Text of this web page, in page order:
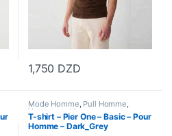
Les options peuvent être
1,750 DZD
Ce produit a plusieurs
Mode Homme, Pull Homme,
Vetements Homme
T-shirt – Pier One – Basic – Pour
Homme – Dark_Grey